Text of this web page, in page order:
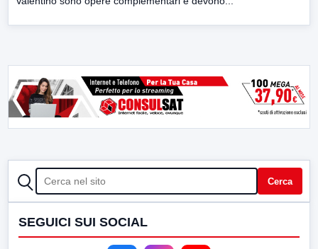
CERCA Cerca
SEGUICI SUI SOCIAL